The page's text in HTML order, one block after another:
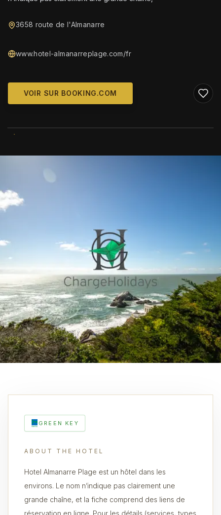
3658 route de l'Almanarre
www.hotel-almanarreplage.com/fr
VOIR SUR BOOKING.COM
GREEN KEY
ABOUT THE HOTEL
Hotel Almanarre Plage est un hôtel dans les
environs. Le nom n’indique pas clairement une
grande chaîne, et la fiche comprend des liens de
réservation en ligne. Pour les détails (services, types